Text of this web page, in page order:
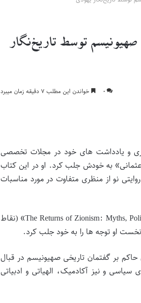
توسط تاریخ‌نگار
۰ خواندن این مطلب ۷ دقیقه زمان میبرد
و یادداشت های خود در مجلات تخصصی
عثمانی» به خودش جلب کرد. او در این کتاب
نو از منظری متفاوت در مورد مناسبات
اما کتاب دوم این استاد ۶۵ ساله یهودی با نام «The Returns of Zionism: Myths, Politics and Scholarship in Israel» (نقاط
او توجه ها را به خود جلب کرد.
حاکم بر گفتمان تاریخی صهیونیسم در قبال
و نیز آکادمیک، الهیاتی و ادبیاتی